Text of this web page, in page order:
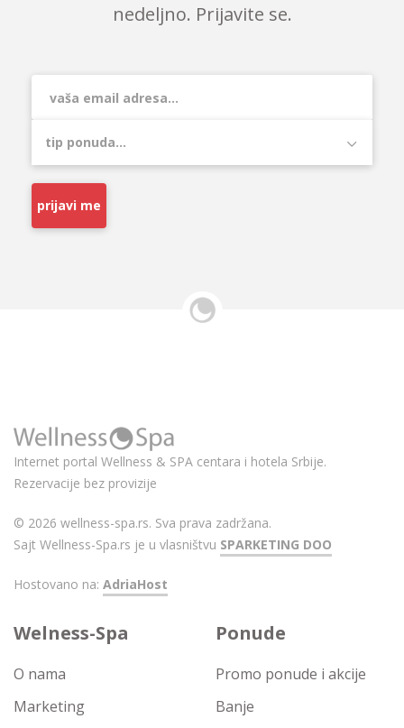
nedeljno. Prijavite se.
prijavi me
Internet portal Wellness & SPA centara i hotela Srbije.
Rezervacije bez provizije
© 2026 wellness-spa.rs. Sva prava zadržana.
Sajt Wellness-Spa.rs je u vlasništvu SPARKETING DOO
Hostovano na: AdriaHost
Welness-Spa
O nama
Marketing
Ponude
Promo ponude i akcije
Banje